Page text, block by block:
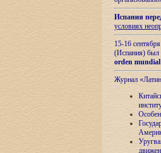
Испания
условиях
15-16
(Испания) был
orden
Журнал